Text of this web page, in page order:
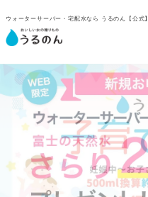
ウォーターサーバー・宅配水なら うるのん【公式】